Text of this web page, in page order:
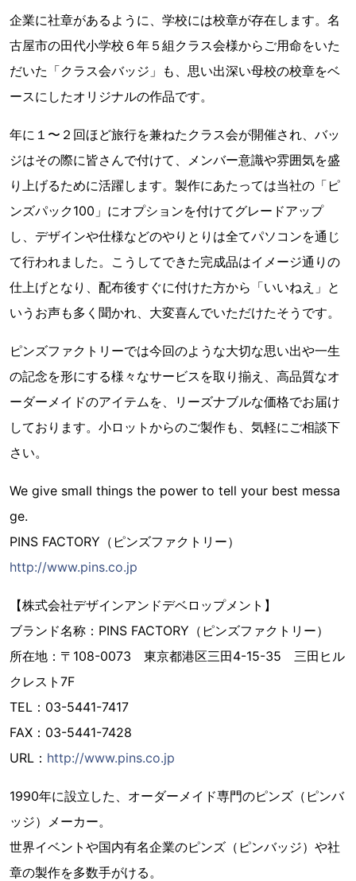
企業に社章があるように、学校には校章が存在します。名
古屋市の田代小学校６年５組クラス会様からご用命をいた
だいた「クラス会バッジ」も、思い出深い母校の校章をベ
ースにしたオリジナルの作品です。
年に１〜２回ほど旅行を兼ねたクラス会が開催され、バッ
ジはその際に皆さんで付けて、メンバー意識や雰囲気を盛
り上げるために活躍します。製作にあたっては当社の「ピ
ンズパック100」にオプションを付けてグレードアップ
し、デザインや仕様などのやりとりは全てパソコンを通じ
て行われました。こうしてできた完成品はイメージ通りの
仕上げとなり、配布後すぐに付けた方から「いいねえ」と
いうお声も多く聞かれ、大変喜んでいただけたそうです。
ピンズファクトリーでは今回のような大切な思い出や一生
の記念を形にする様々なサービスを取り揃え、高品質なオ
ーダーメイドのアイテムを、リーズナブルな価格でお届け
しております。小ロットからのご製作も、気軽にご相談下
さい。
We give small things the power to tell your best messa
ge.
PINS FACTORY（ピンズファクトリー）
http://www.pins.co.jp
【株式会社デザインアンドデベロップメント】
ブランド名称：PINS FACTORY（ピンズファクトリー）
所在地：〒108-0073 東京都港区三田4-15-35 三田ヒル
クレスト7F
TEL：03-5441-7417
FAX：03-5441-7428
URL： http://www.pins.co.jp
1990年に設立した、オーダーメイド専門のピンズ（ピンバ
ッジ）メーカー。
世界イベントや国内有名企業のピンズ（ピンバッジ）や社
章の製作を多数手がける。